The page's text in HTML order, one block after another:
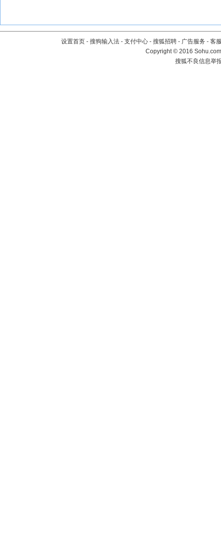
设置首页 - 搜狗输入法 - 支付中心 - 搜狐招聘 - 广告服务 - 客
Copyright©2016
搜狐不良信息举